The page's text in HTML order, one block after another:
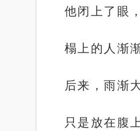
他闭上了眼
榻上的人渐
后来，雨渐
只是放在腹